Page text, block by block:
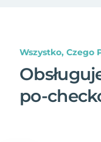
Wszystko, Czego
po-